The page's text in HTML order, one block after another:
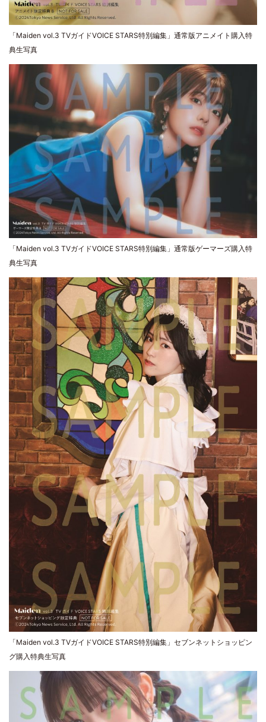
「Maiden vol.3 TVガイドVOICE STARS特別編集」通常版アニメイト購入特
典生写真
「Maiden vol.3 TVガイドVOICE STARS特別編集」通常版ゲーマーズ購入特
典生写真
「Maiden vol.3 TVガイドVOICE STARS特別編集」セブンネットショッピン
グ購入特典生写真